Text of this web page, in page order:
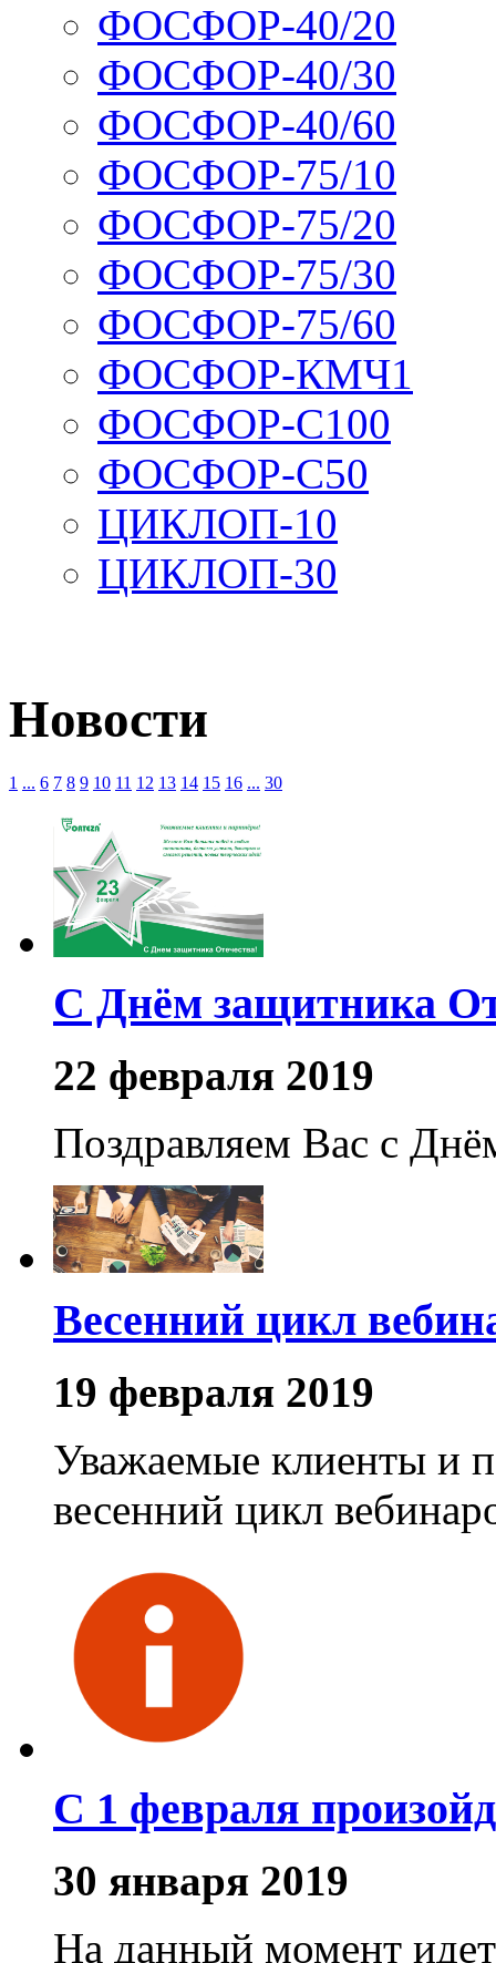
ФОСФОР-40/20
ФОСФОР-40/30
ФОСФОР-40/60
ФОСФОР-75/10
ФОСФОР-75/20
ФОСФОР-75/30
ФОСФОР-75/60
ФОСФОР-КМЧ1
ФОСФОР-С100
ФОСФОР-С50
ЦИКЛОП-10
ЦИКЛОП-30
Новости
1 ... 6 7 8 9 10 11 12 13 14 15 16 ... 30
С Днём защитника
22 февраля 2019
Поздравляем Вас с
Весенний цикл
19 февраля 2019
Уважаемые клиенты и
весенний цикл
С 1 февраля
30 января 2019
На данный момент идет